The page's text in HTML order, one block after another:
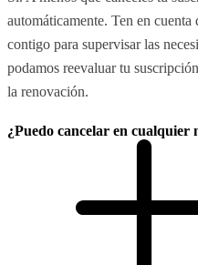
automáticamente. Ten en
contigo para supervisar las
podamos reevaluar tu
la renovación.
¿Puedo cancelar en cualquier